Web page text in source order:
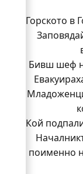
Горското в
Бивш шеф
Кой
поименно
Кой
поименно